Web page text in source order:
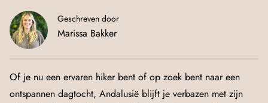
Geschreven door
Marissa Bakker
Of je nu een ervaren hiker bent of op zoek bent naar een
ontspannen dagtocht, Andalusië blijft je verbazen met zijn